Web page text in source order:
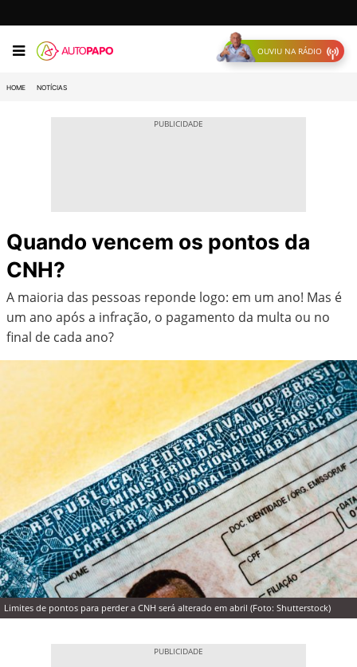
OUVIU NA RÁDIO
HOME NOTÍCIAS
Quando vencem os pontos da
CNH?
A maioria das pessoas reponde logo: em um ano! Mas é
um ano após a infração, o pagamento da multa ou no
final de cada ano?
Limites de pontos para perder a CNH será alterado em abril (Foto: Shutterstock)